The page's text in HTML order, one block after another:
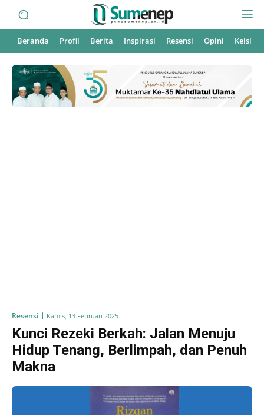
Beranda Profil Berita Inspirasi Resensi Opini
Resensi Kamis, 13 Februari 2025
Kunci Rezeki Berkah: Jalan Menuju
Hidup Tenang, Berlimpah, dan Penuh
Makna